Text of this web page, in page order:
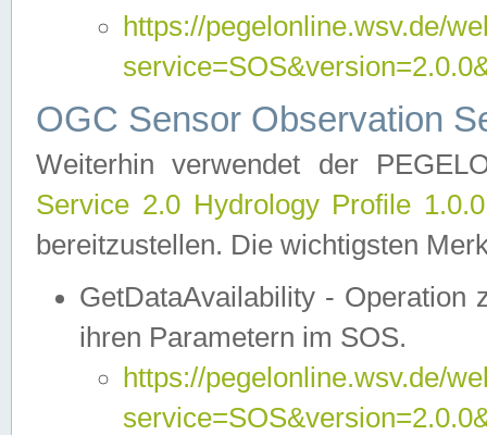
https://pegelonline.wsv.de/
OGC Sensor Observation
Weiterhin verwendet der
Service 2.0 Hydrology Profile
bereitzustellen. Die wichtigsten
GetDataAvailability - Operation
ihren Parametern im SOS.
https://pegelonline.wsv.de/